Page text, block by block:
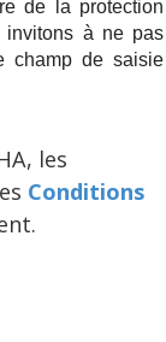
de la protection
invitons à ne pas
champ de saisie
les
Conditions